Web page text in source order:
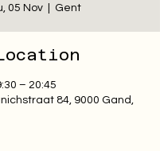
05 Nov Gent
– 20:45
84, 9000 Gand,